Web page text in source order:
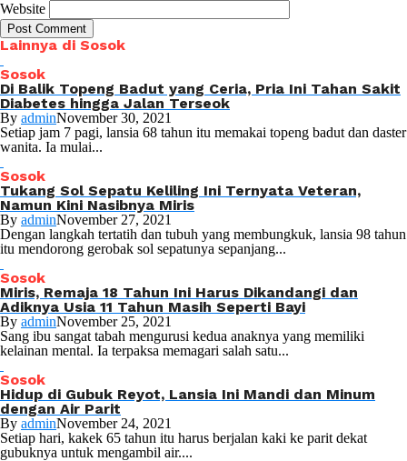
Website
Lainnya di Sosok
Sosok
Di Balik Topeng Badut yang Ceria, Pria Ini Tahan Sakit
Diabetes hingga Jalan Terseok
By adminNovember 30, 2021
Setiap jam 7 pagi, lansia 68 tahun itu memakai topeng badut dan daster
wanita. Ia mulai...
Sosok
Tukang Sol Sepatu Keliling Ini Ternyata Veteran,
Namun Kini Nasibnya Miris
By adminNovember 27, 2021
Dengan langkah tertatih dan tubuh yang membungkuk, lansia 98 tahun
itu mendorong gerobak sol sepatunya sepanjang...
Sosok
Miris, Remaja 18 Tahun Ini Harus Dikandangi dan
Adiknya Usia 11 Tahun Masih Seperti Bayi
By adminNovember 25, 2021
Sang ibu sangat tabah mengurusi kedua anaknya yang memiliki
kelainan mental. Ia terpaksa memagari salah satu...
Sosok
Hidup di Gubuk Reyot, Lansia Ini Mandi dan Minum
dengan Air Parit
By adminNovember 24, 2021
Setiap hari, kakek 65 tahun itu harus berjalan kaki ke parit dekat
gubuknya untuk mengambil air....